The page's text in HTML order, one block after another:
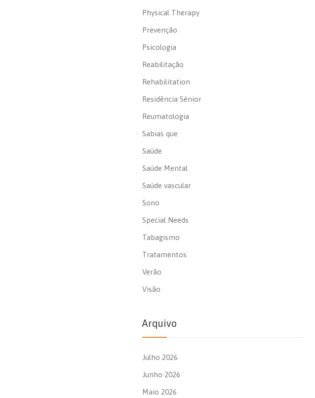
Physical Therapy
Prevenção
Psicologia
Reabilitação
Rehabilitation
Residência Sénior
Reumatologia
Sabias que
Saúde
Saúde Mental
Saúde vascular
Sono
Special Needs
Tabagismo
Tratamentos
Verão
Visão
Arquivo
Julho 2026
Junho 2026
Maio 2026